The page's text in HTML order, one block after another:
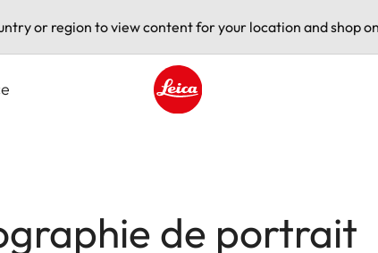
or region to view content for your location and shop
de portrait